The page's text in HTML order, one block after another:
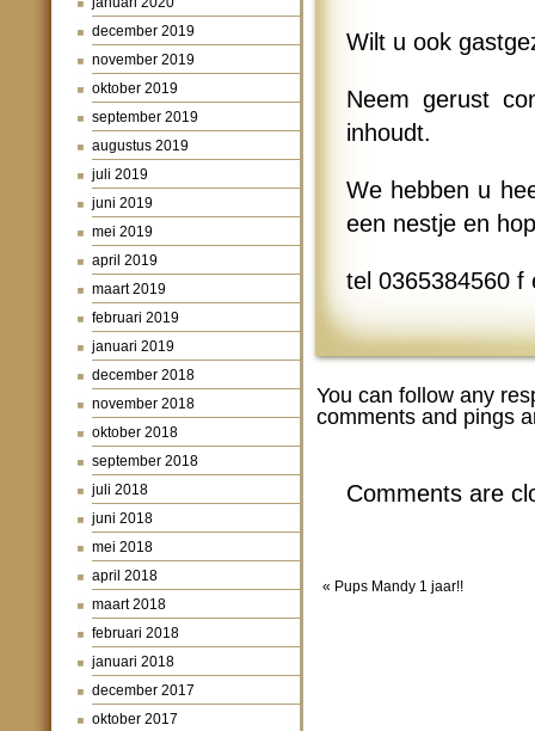
december 2019
november 2019
oktober 2019
september 2019
augustus 2019
juli 2019
juni 2019
mei 2019
april 2019
maart 2019
februari 2019
januari 2019
december 2018
november 2018
oktober 2018
september 2018
juli 2018
juni 2018
mei 2018
april 2018
maart 2018
februari 2018
januari 2018
december 2017
oktober 2017
Wilt u ook
Neem gerust
inhoudt.
We hebben u
een nestje en
tel 0365384560 f
You can follow any
comments and pings
Comments are
« Pups Mandy 1 jaar!!